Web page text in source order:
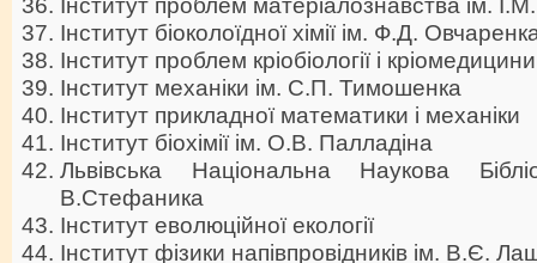
Інститут біоколоїдної хімії ім. Ф.Д.
Інститут проблем кріобіології і кріомедицини
Інститут механіки ім. С.П. Тимошенка
Інститут прикладної математики і механіки
Інститут біохімії ім. О.В. Палладіна
Львівська Національна Наукова
В.Стефаника
Інститут еволюційної екології
Інститут фізики напівпровідників ім. В.Є.